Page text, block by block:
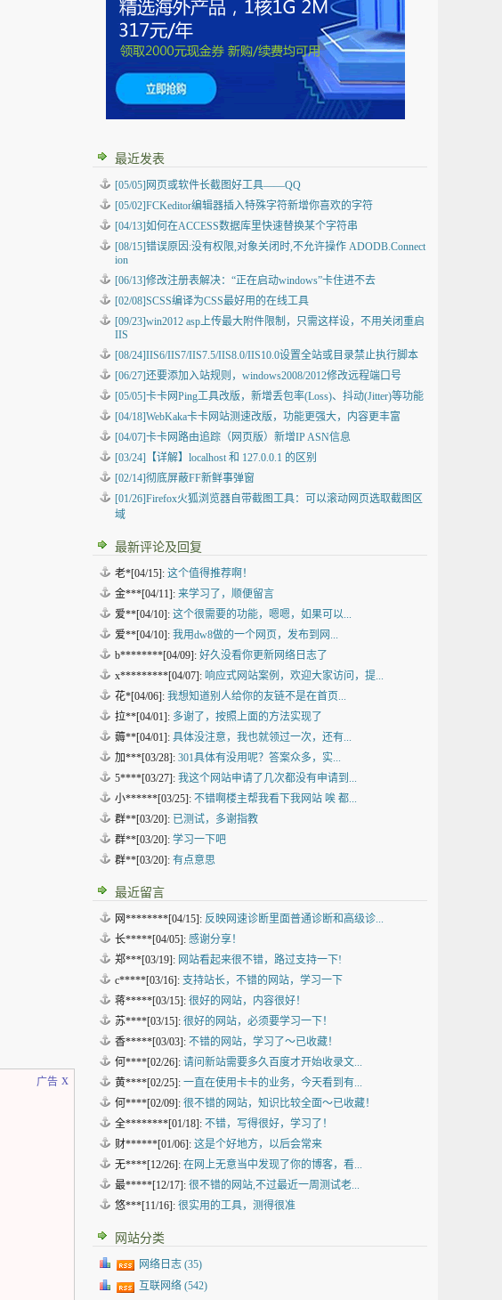
广告 x
最近发表
[05/05] 网页或软件长截图好工具——QQ
[05/02]FCKeditor编辑器插入特殊字符新增你喜欢的字符
[04/13]如何在ACCESS数据库里快速替换某个字符串
[08/15]错误原因:没有权限,对象关闭时,不允许操作 ADODB.Connect
ion
[06/13]修改注册表解决：“正在启动windows”卡住进不去
[02/08]SCSS编译为CSS最好用的在线工具
[09/23]win2012 asp上传最大附件限制，只需这样设，不用关闭重启
IIS
[08/24]IIS6/IIS7/IIS7.5/IIS8.0/IIS10.0设置全站或目录禁止执行脚本
[06/27]还要添加入站规则，windows2008/2012修改远程端口号
[05/05]卡卡网Ping工具改版，新增丢包率(Loss)、抖动(Jitter)等功能
[04/18]WebKaka卡卡网站测速改版，功能更强大，内容更丰富
[04/07]卡卡网路由追踪（网页版）新增IP ASN信息
[03/24] 【详解】localhost 和 127.0.0.1 的区别
[02/14]彻底屏蔽FF新鲜事弹窗
[01/26]Firefox火狐浏览器自带截图工具：可以滚动网页选取截图区
域
最新评论及回复
老*[04/15]: 这个值得推荐啊！
金***[04/11]: 来学习了，顺便留言
爱**[04/10]: 这个很需要的功能，嗯嗯，如果可以...
爱**[04/10]: 我用dw8做的一个网页，发布到网...
b********[04/09]: 好久没看你更新网络日志了
x*********[04/07]: 响应式网站案例，欢迎大家访问，提...
花*[04/06]: 我想知道别人给你的友链不是在首页...
拉**[04/01]: 多谢了，按照上面的方法实现了
薅**[04/01]: 具体没注意，我也就领过一次，还有...
加***[03/28]: 301具体有没用呢？答案众多，实...
5****[03/27]: 我这个网站申请了几次都没有申请到...
小******[03/25]: 不错啊楼主帮我看下我网站 唉 都...
群**[03/20]: 已测试，多谢指教
群**[03/20]: 学习一下吧
群**[03/20]: 有点意思
最近留言
网********[04/15]: 反映网速诊断里面普通诊断和高级诊...
长*****[04/05]: 感谢分享！
郑***[03/19]: 网站看起来很不错，路过支持一下!
c*****[03/16]: 支持站长，不错的网站，学习一下
蒋*****[03/15]: 很好的网站，内容很好！
苏****[03/15]: 很好的网站，必须要学习一下！
香*****[03/03]: 不错的网站，学习了～已收藏！
何****[02/26]: 请问新站需要多久百度才开始收录文...
黄****[02/25]: 一直在使用卡卡的业务，今天看到有...
何****[02/09]: 很不错的网站，知识比较全面～已收藏！
全********[01/18]: 不错，写得很好，学习了！
财******[01/06]: 这是个好地方，以后会常来
无****[12/26]: 在网上无意当中发现了你的博客，看...
最*****[12/17]: 很不错的网站,不过最近一周测试老...
悠***[11/16]: 很实用的工具，测得很准
网站分类
网络日志 (35)
互联网络 (542)